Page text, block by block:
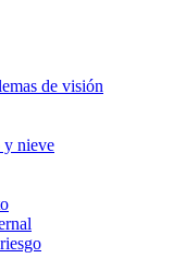
de visión
y nieve